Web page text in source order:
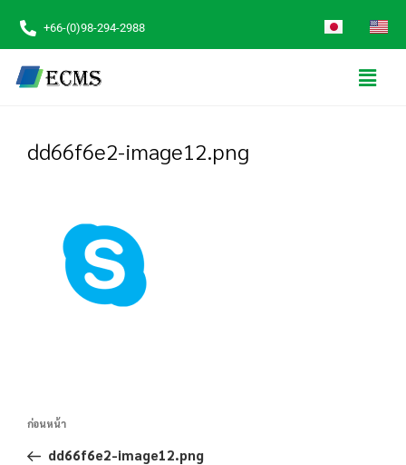
+66-(0)98-294-2988
dd66f6e2-image12.png
ก่อนหน้า
dd66f6e2-image12.png